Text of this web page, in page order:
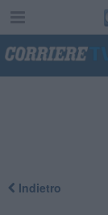
Indietro